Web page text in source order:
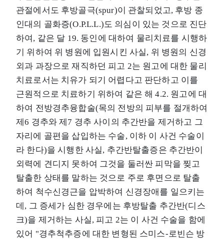
관절에서도 후방골극(spur)이 관찰되었고, 후방 종
인대의 골화증(O.P.L.L.)도 의심이 있는 것으로 진단
하여, 같은 달 19. 동인에 대하여 물리치료를 시행하
기 위하여 위 병원에 입원시킨 사실, 위 병원의 신경
외과 과장으로 재직하던 피고 2는 원고에 대한 물리
치료로서는 치유가 되기 어렵다고 판단하고 이를
근원적으로 치료하기 위하여 같은 해 4.2. 원고에 대
하여 전방경추융합술(목의 전방의 피부를 절개하여
제6 경추와 제7 경추 사이의 추간반을 제거하고 그
자리에 골편을 삽입하는 수술, 이하 이 사건 수술이
라 한다)을 시행한 사실, 추간반탈출증은 추간반이
외력에 견디지 못하여 그것을 둘러싼 피막을 찢고
탈출한 상태를 말하는 것으로 주로 후면으로 탈출
하여 척수신경근을 압박하여 신경장애를 일으키는
데, 그 증세가 심한 경우에는 후방탈출 추간반(디스
크)을 제거하는 사실, 피고 2는 이 사건 수술을 함에
있어 "경추척추증에 대한 변형된 스미스-로빈슨 방